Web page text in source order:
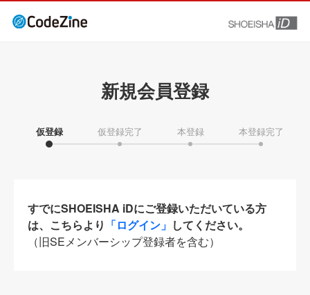
新規会員登録
仮登録 仮登録完了 本登録 本登録完了
すでにSHOEISHA iDにご登録いただいている方
は、こちらより 「ログイン」 してください。
（旧SEメンバーシップ登録者を含む）